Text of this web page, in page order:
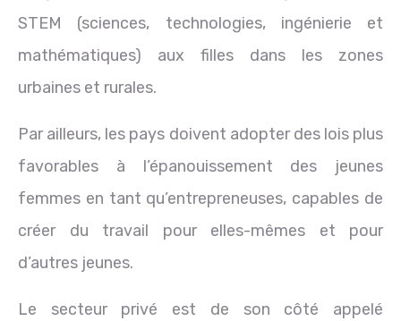
STEM (sciences, technologies, ingénierie et
mathématiques) aux filles dans les zones
urbaines et rurales.
Par ailleurs, les pays doivent adopter des lois plus
favorables à l’épanouissement des jeunes
femmes en tant qu’entrepreneuses, capables de
créer du travail pour elles-mêmes et pour
d’autres jeunes.
Le secteur privé est de son côté appelé